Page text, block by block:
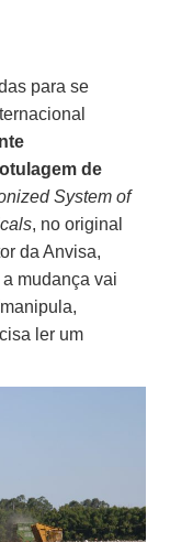
para se
de
System of
, no original
da Anvisa,
mudança vai
ler um